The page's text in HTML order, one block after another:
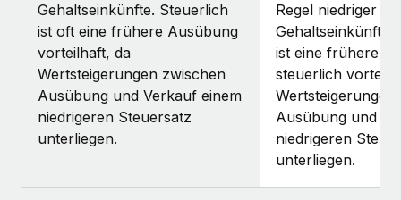
Gehaltseinkünfte. Steuerlich
ist oft eine frühere Ausübung
vorteilhaft, da
Wertsteigerungen zwischen
Ausübung und Verkauf einem
niedrigeren Steuersatz
unterliegen.
Regel niedriger
Gehaltseinkünfte.
ist eine frühere
steuerlich
Wertsteigerungen
Ausübung und
niedrigeren
unterliegen.